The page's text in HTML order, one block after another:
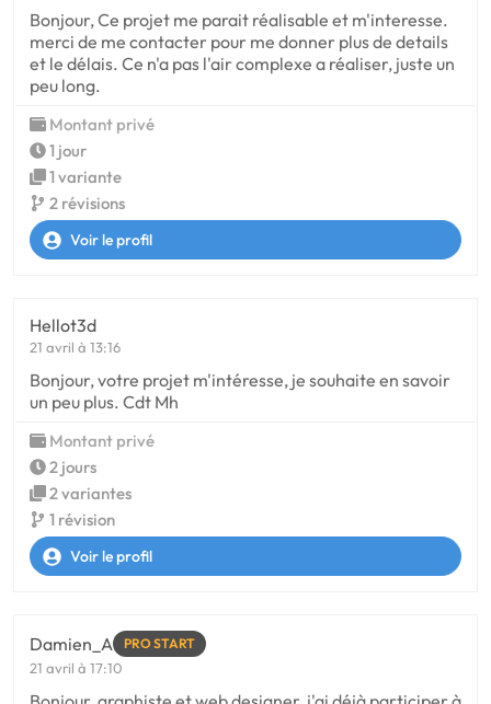
Bonjour, Ce projet me parait réalisable et m'interesse.
merci de me contacter pour me donner plus de details
et le délais. Ce n'a pas l'air complexe a réaliser, juste un
peu long.
Montant privé
1 jour
1 variante
2 révisions
Voir le profil
Hellot3d
21 avril à 13:16
Bonjour, votre projet m'intéresse, je souhaite en savoir
un peu plus. Cdt Mh
Montant privé
2 jours
2 variantes
1 révision
Voir le profil
Damien_A PRO START
21 avril à 17:10